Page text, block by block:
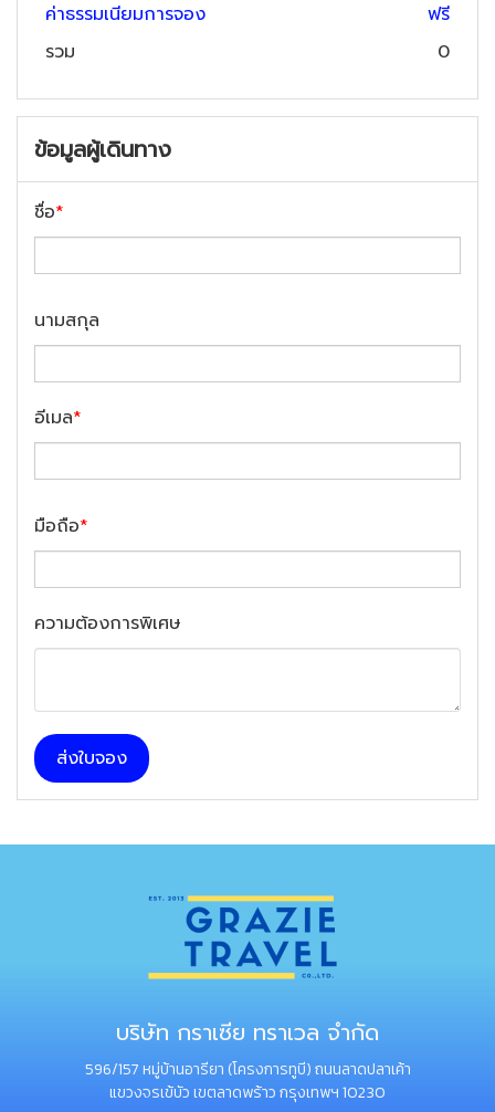
ค่าธรรมเนียมการจอง
ฟรี
รวม
0
ข้อมูลผู้เดินทาง
ชื่อ*
นามสกุล
อีเมล*
มือถือ*
ความต้องการพิเศษ
ส่งใบจอง
บริษัท กราเซีย ทราเวล จำกัด
596/157 หมู่บ้านอารียา (โครงการทูบี) ถนนลาดปลาเค้า
แขวงจรเข้บัว เขตลาดพร้าว กรุงเทพฯ 10230